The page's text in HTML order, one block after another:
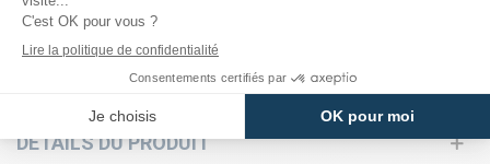
La partie avant de la casquette est en 50% coton et 50% polyester,
tandis que l'arrière est entièrement en polyester pour une
DÉTAILS DU PRODUIT